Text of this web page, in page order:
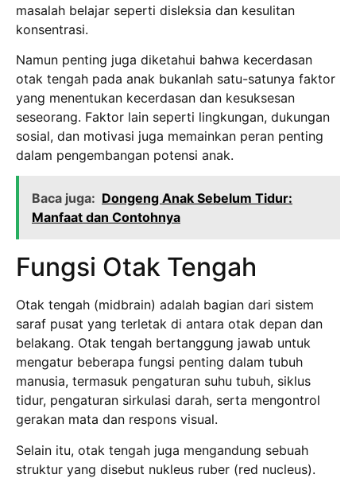
masalah belajar seperti disleksia dan kesulitan
konsentrasi.
Namun penting juga diketahui bahwa kecerdasan
otak tengah pada anak bukanlah satu-satunya faktor
yang menentukan kecerdasan dan kesuksesan
seseorang. Faktor lain seperti lingkungan, dukungan
sosial, dan motivasi juga memainkan peran penting
dalam pengembangan potensi anak.
Baca juga: Dongeng Anak Sebelum Tidur:
Manfaat dan Contohnya
Fungsi Otak Tengah
Otak tengah (midbrain) adalah bagian dari sistem
saraf pusat yang terletak di antara otak depan dan
belakang. Otak tengah bertanggung jawab untuk
mengatur beberapa fungsi penting dalam tubuh
manusia, termasuk pengaturan suhu tubuh, siklus
tidur, pengaturan sirkulasi darah, serta mengontrol
gerakan mata dan respons visual.
Selain itu, otak tengah juga mengandung sebuah
struktur yang disebut nukleus ruber (red nucleus).